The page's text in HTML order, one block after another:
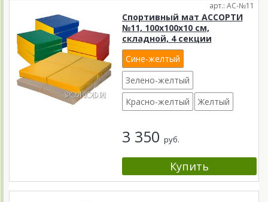
арт.: АС-№11
Спортивный мат АССОРТИ
№11, 100х100х10 см,
складной, 4 секции
Сине-желтый
Зелено-желтый
Красно-желтый
Желтый
3 350 руб.